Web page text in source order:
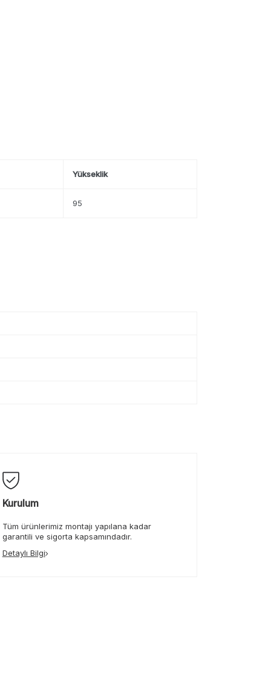
Yükseklik
95
Kurulum
Tüm ürünlerimiz montajı yapılana kadar
garantili ve sigorta kapsamındadır.
Detaylı Bilgi